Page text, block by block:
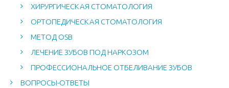
ХИРУРГИЧЕСКАЯ СТОМАТОЛОГИЯ
ОРТОПЕДИЧЕСКАЯ СТОМАТОЛОГИЯ
МЕТОД OSB
ЛЕЧЕНИЕ ЗУБОВ ПОД НАРКОЗОМ
ПРОФЕССИОНАЛЬНОЕ ОТБЕЛИВАНИЕ ЗУБОВ
ВОПРОСЫ-ОТВЕТЫ